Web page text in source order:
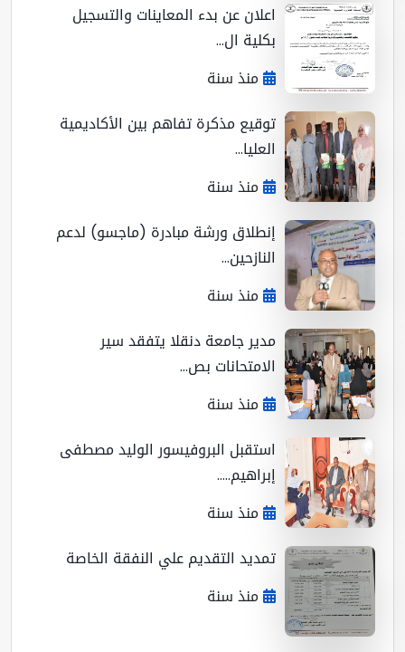
اعلان عن بدء المعاينات والتسجيل
بكلية ال...
منذ سنة
توقيع مذكرة تفاهم بين الأكاديمية
العليا...
منذ سنة
إنطلاق ورشة مبادرة (ماجسو) لدعم
النازحين...
منذ سنة
مدير جامعة دنقلا يتفقد سير
الامتحانات بص...
منذ سنة
استقبل البروفيسور الوليد مصطفى
إبراهيم.....
منذ سنة
تمديد التقديم علي النفقة الخاصة
منذ سنة